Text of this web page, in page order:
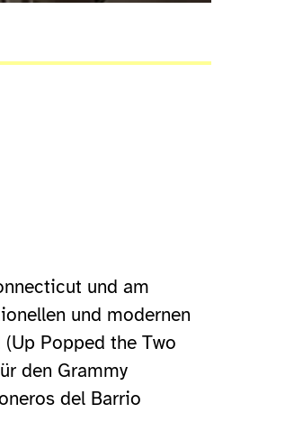
und am
und modernen
Popped the Two
den Grammy
del Barrio